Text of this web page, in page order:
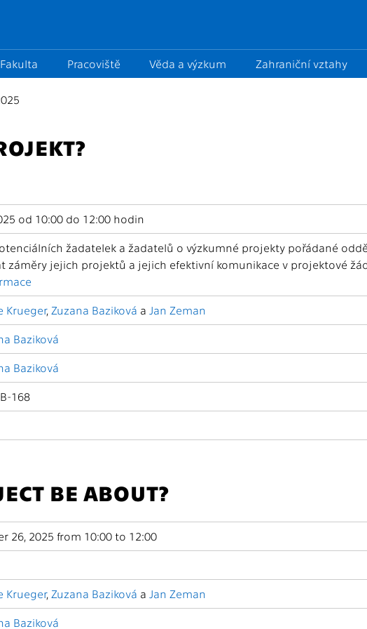
Fakulta Pracoviště Věda a výzkum Zahraniční vztahy
od 10:00 do 12:00 hodin
žadatelek a žadatelů o výzkumné projekty pořádané
záměry jejich projektů a jejich efektivní komunikace v projektové
Krueger, Zuzana Baziková a Jan Zeman
Baziková
Baziková
168
BE ABOUT?
26, 2025 from 10:00 to 12:00
Krueger, Zuzana Baziková a Jan Zeman
Baziková